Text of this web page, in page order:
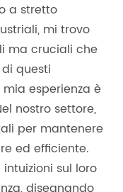
a stretto
mi trovo
ma cruciali che
questi
esperienza è
nostro settore,
per mantenere
ed efficiente.
sul loro